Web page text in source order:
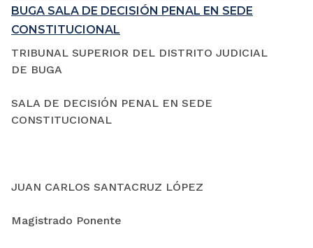
BUGA SALA DE DECISIÓN PENAL EN SEDE
CONSTITUCIONAL
TRIBUNAL SUPERIOR DEL DISTRITO JUDICIAL
DE BUGA
SALA DE DECISIÓN PENAL EN SEDE
CONSTITUCIONAL
JUAN CARLOS SANTACRUZ LÓPEZ
Magistrado Ponente